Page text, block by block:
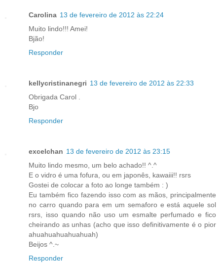
Carolina 13 de fevereiro de 2012 às 22:24
Muito lindo!!! Amei!
Bjão!
Responder
kellycristinanegri 13 de fevereiro de 2012 às 22:33
Obrigada Carol .
Bjo
Responder
excelchan 13 de fevereiro de 2012 às 23:15
Muito lindo mesmo, um belo achado!! ^.^
E o vidro é uma fofura, ou em japonês, kawaiii!! rsrs
Gostei de colocar a foto ao longe também : )
Eu também fico fazendo isso com as mãos, principalmente
no carro quando para em um semaforo e está aquele sol
rsrs, isso quando não uso um esmalte perfumado e fico
cheirando as unhas (acho que isso definitivamente é o pior
ahuahuahuahuahuah)
Beijos ^.~
Responder